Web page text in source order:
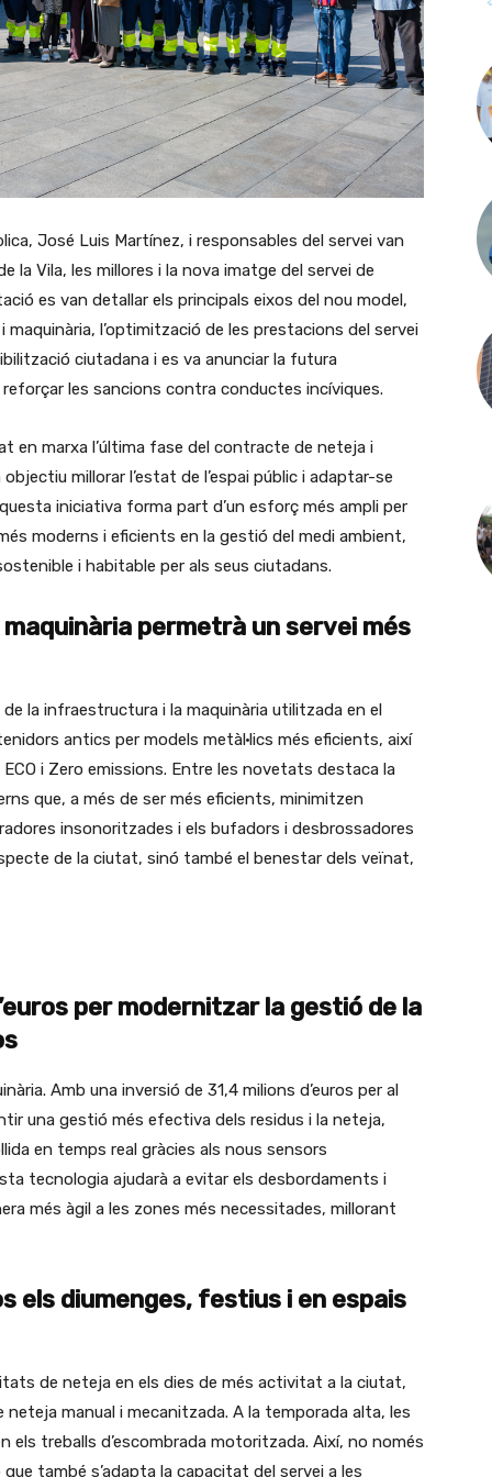
José Luis Martínez, i responsables del servei van
la Vila, les millores i la nova imatge del servei de
es van detallar els principals eixos del nou model,
l’optimització de les prestacions del servei
ciutadana i es va anunciar la futura
les sancions contra conductes incíviques.
en marxa l’última fase del contracte de neteja i
millorar l’estat de l’espai públic i adaptar-se
iniciativa forma part d’un esforç més ampli per
moderns i eficients en la gestió del medi ambient,
i habitable per als seus ciutadans.
permetrà un servei més
la infraestructura i la maquinària utilitzada en el
antics per models metàl·lics més eficients, així
i Zero emissions. Entre les novetats destaca la
que, a més de ser més eficients, minimitzen
insonoritzades i els bufadors i desbrossadores
de la ciutat, sinó també el benestar dels veïnat,
per modernitzar la gestió de la
Amb una inversió de 31,4 milions d’euros per al
una gestió més efectiva dels residus i la neteja,
en temps real gràcies als nous sensors
tecnologia ajudarà a evitar els desbordaments i
més àgil a les zones més necessitades, millorant
els diumenges, festius i en espais
de neteja en els dies de més activitat a la ciutat,
manual i mecanitzada. A la temporada alta, les
treballs d’escombrada motoritzada. Així, no només
també s’adapta la capacitat del servei a les